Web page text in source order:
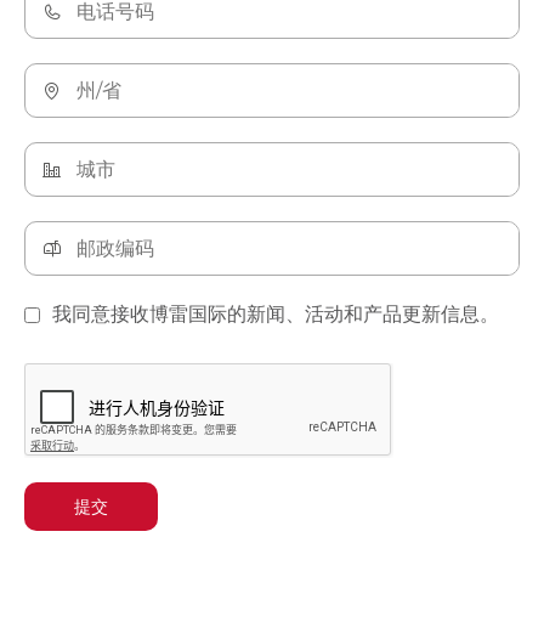
我同意接收博雷国际的新闻、活动和产品更新信息。
提交